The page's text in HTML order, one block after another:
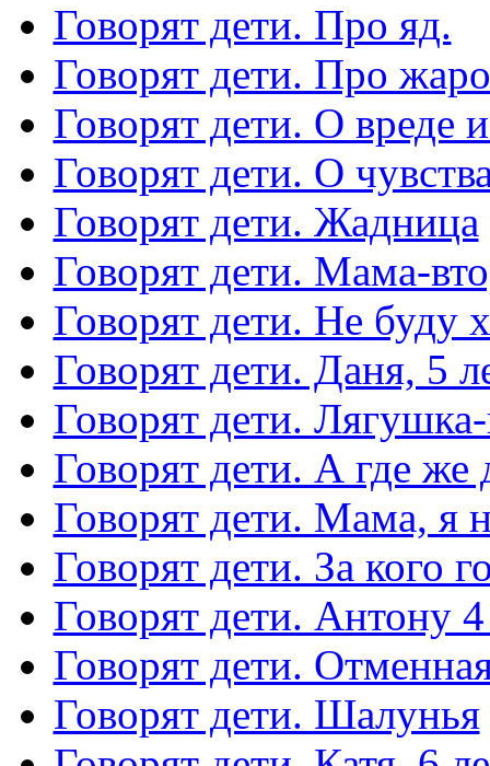
Говорят дети. Про яд.
Говорят дети. Про
Говорят дети. О вреде
Говорят дети. О
Говорят дети. Жадница
Говорят дети. Мама-
Говорят дети. Не буду
Говорят дети. Даня, 5
Говорят дети.
Говорят дети. А где же
Говорят дети. Мама, я
Говорят дети. За кого
Говорят дети. Антону 4
Говорят дети.
Говорят дети. Шалунья